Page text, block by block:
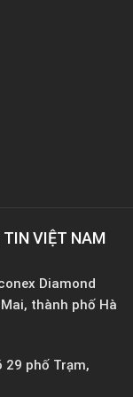
TIN VIỆT NAM
Diamond
thành phố Hà
29 phố Trạm,